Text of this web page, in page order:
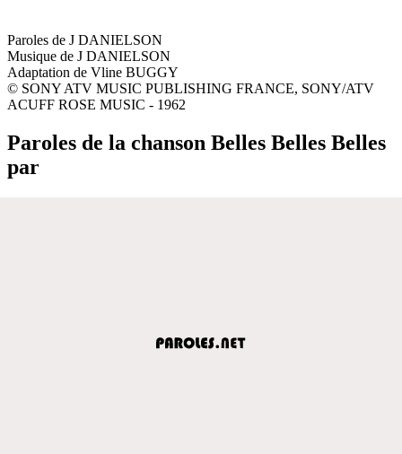
Paroles de J DANIELSON
Musique de J DANIELSON
Adaptation de Vline BUGGY
© SONY ATV MUSIC PUBLISHING FRANCE, SONY/ATV
ACUFF ROSE MUSIC - 1962
Paroles de la chanson Belles Belles Belles
par